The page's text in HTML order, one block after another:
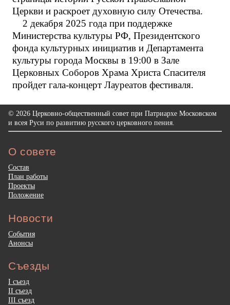
Церкви и раскроет духовную силу Отечества.
2 декабря 2025 года при поддержке
Министерства культуры РФ, Президентского
фонда культурных инициатив и Департамента
культуры города Москвы в 19:00 в Зале
Церковных Соборов Храма Христа Спасителя
пройдет гала-концерт Лауреатов фестиваля.
© 2026 Церковно-общественный совет при Патриархе Московском
и всея Руси по развитию русского церковного пения.
О совете
Состав
План работы
Проекты
Положение
Новости
События
Анонсы
Съезды
I съезд
II съезд
III съезд